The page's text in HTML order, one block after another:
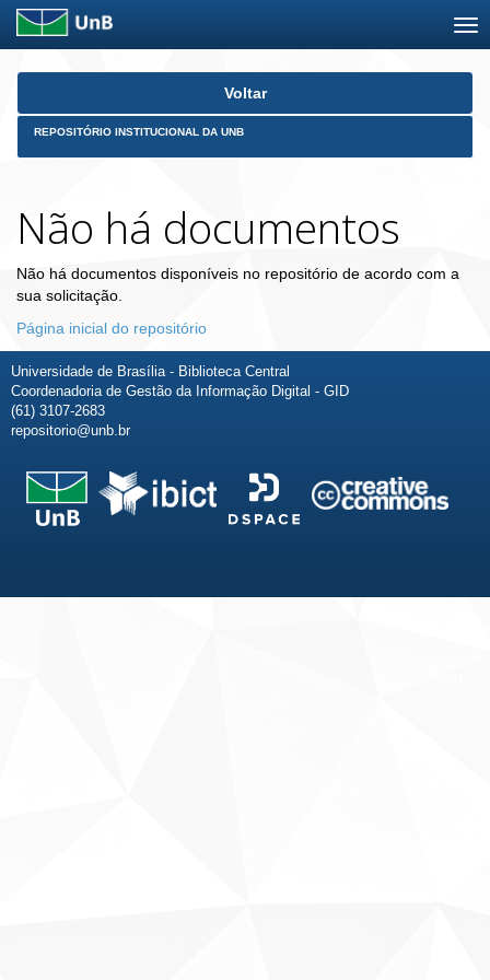
Skip
Voltar
REPOSITÓRIO INSTITUCIONAL DA UNB
Não há documentos
Não há documentos disponíveis no repositório de acordo com a
sua solicitação.
Página inicial do repositório
Universidade de Brasília - Biblioteca Central
Coordenadoria de Gestão da Informação Digital - GID
(61) 3107-2683
repositorio@unb.br